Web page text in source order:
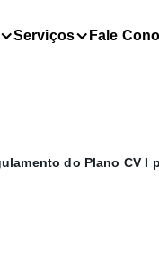
Serviços Fale
do Plano CV